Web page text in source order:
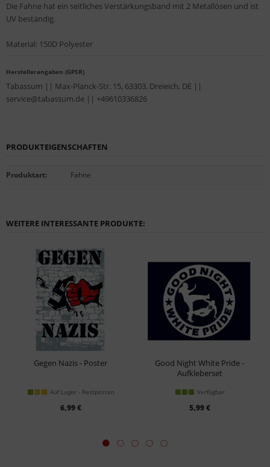
Die Fahne hat ein seitliches Verstärkungsband mit 2 Metallösen und ist
UV beständig.
Material: 150D Polyester
Herstellerangaben (GPSR)
Tabassum || Max-Planck-Str. 15, 63303, Dreieich, DE ||
service@tabassum.de || +49610336826
PRODUKTEIGENSCHAFTEN
Produktart: Fahne
WEITERE INTERESSANTE PRODUKTE:
Gegen Nazis - Poster
Auf Lager - Restposten
6,99 €
Good Night White Pride -
Aufkleberset
Verfügbar
5,99 €